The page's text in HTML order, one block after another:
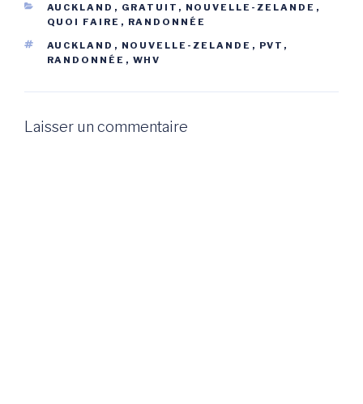
CATÉGORIES
AUCKLAND , GRATUIT , NOUVELLE-ZELANDE ,
QUOI FAIRE , RANDONNÉE
ÉTIQUETTES
AUCKLAND , NOUVELLE-ZELANDE , PVT ,
RANDONNÉE , WHV
Laisser un commentaire